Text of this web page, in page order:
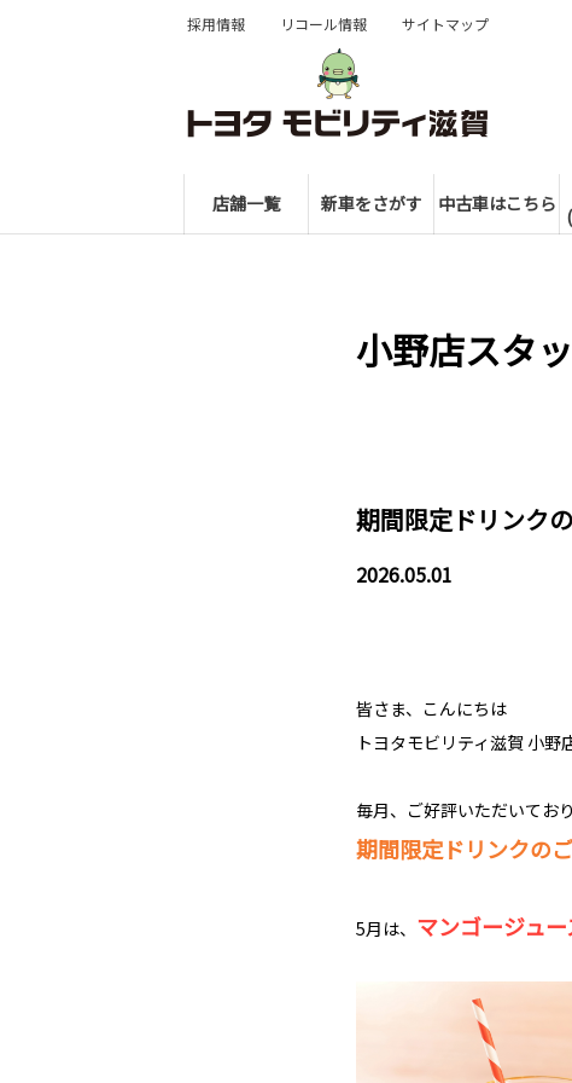
店舗一覧 新車をさがす 中古車はこちら
採用情報 リコール情報 サイトマップ
小野店スタ
期間限定ドリンク
2026.05.01
皆さま、こんにちは
トヨタモビリティ滋賀 小
毎月、ご好評いただいてお
期間限定ドリンクの
5月は、 マンゴージュー